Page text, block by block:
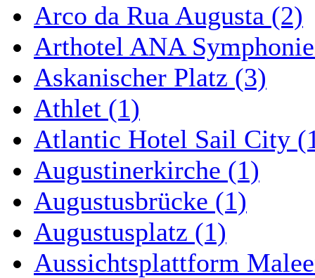
Arco da Rua Augusta (2)
Arthotel ANA
Askanischer Platz (3)
Athlet (1)
Atlantic Hotel Sail City
Augustinerkirche (1)
Augustusbrücke (1)
Augustusplatz (1)
Aussichtsplattform